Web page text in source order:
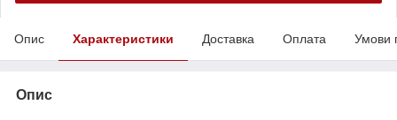
Опис Характеристики Доставка Оплата Умови
Опис